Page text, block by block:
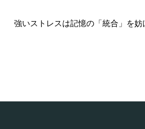
強いストレスは記憶の「統合」を妨